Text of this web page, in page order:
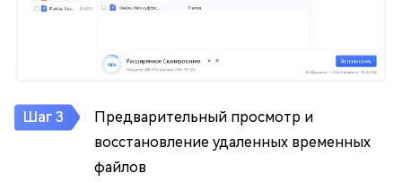
Предварительный просмотр и
восстановление удаленных временных
файлов